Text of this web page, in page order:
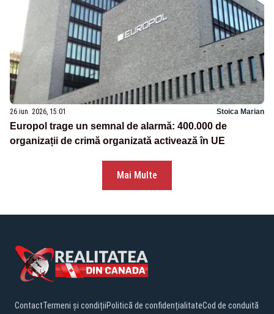
26 iun. 2026, 15:01 Stoica Marian
Europol trage un semnal de alarmă: 400.000 de
organizații de crimă organizată activează în UE
Mai Multe
ContactTermeni și condițiiPolitică de confidențialitateCod de conduită